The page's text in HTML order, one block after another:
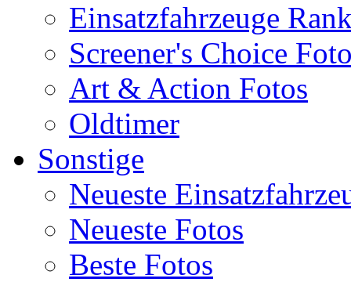
Einsatzfahrzeuge
Screener's Choice
Art & Action Fotos
Oldtimer
Sonstige
Neueste
Neueste Fotos
Beste Fotos